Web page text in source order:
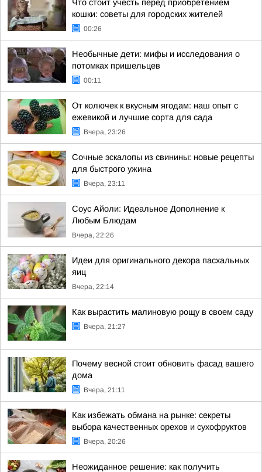
Что стоит учесть перед приобретением
кошки: советы для городских жителей
00:26
Необычные дети: мифы и исследования о
потомках пришельцев
00:11
От колючек к вкусным ягодам: наш опыт с
ежевикой и лучшие сорта для сада
Вчера, 23:26
Сочные эскалопы из свинины: новые рецепты
для быстрого ужина
Вчера, 23:11
Соус Айоли: Идеальное Дополнение к
Любым Блюдам
Вчера, 22:26
Идеи для оригинального декора пасхальных
яиц
Вчера, 22:14
Как вырастить малиновую рощу в своем саду
Вчера, 21:27
Почему весной стоит обновить фасад вашего
дома
Вчера, 21:11
Как избежать обмана на рынке: секреты
выбора качественных орехов и сухофруктов
Вчера, 20:26
Неожиданное решение: как получить